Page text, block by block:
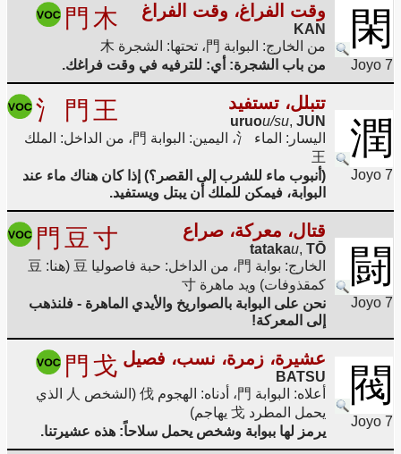
閑
Joyo 7
وقت الفراغ، وقت الفراغ
KAN
門 木
من الخارج: البوابة 門، تحتها: الشجرة 木
من باب الشجرة: أي: للترفيه في وقت فراغك.
潤
Joyo 7
تتبلل، تستفيد
uruou/su, JUN
氵 門 王
اليسار: الماء 氵، اليمين: البوابة 門، من الداخل: الملك
王
(أنبوب ماء للشرب إلى القصر؟) إذا كان هناك ماء عند
البوابة، فيمكن للملك أن يبتل ويستفيد.
闘
Joyo 7
قتال، معركة، صراع
tatakau, TŌ
門 豆 寸
الخارج: بوابة 門، من الداخل: حبة فاصوليا 豆 (هنا: 豆
كمقذوفات) ويد ماهرة 寸
نحن على البوابة بالصواريخ والأيدي الماهرة - فلنذهب
إلى المعركة!
閥
Joyo 7
عشيرة، زمرة، نسب، فصيل
BATSU
門 戈
أعلاه: البوابة 門، أدناه: الهجوم 伐 (الشخص 人 الذي
يحمل المطرد 戈 يهاجم)
يرمز لها ببوابة وشخص يحمل سلاحاً: هذه عشيرتنا.